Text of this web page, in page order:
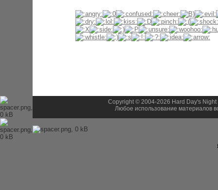
Copyright © 2004-2026 Hard Day's
Любое использование материалов